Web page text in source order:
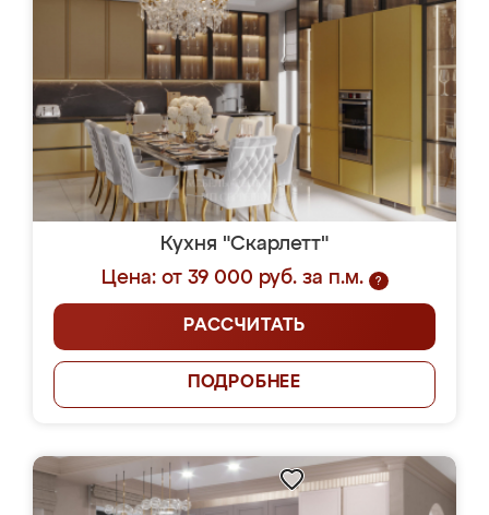
Кухня "Скарлетт"
Цена: от 39 000 руб. за п.м.
?
РАССЧИТАТЬ
ПОДРОБНЕЕ